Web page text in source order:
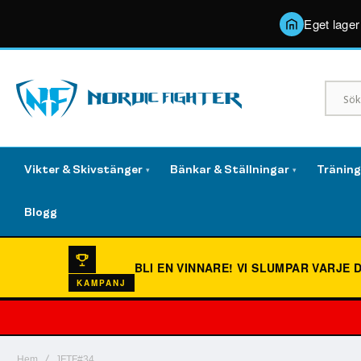
Eget
Vikter & Skivstänger ▾ Bänkar & Ställningar ▾
Blogg
KAMPANJ
BLI EN VINNARE!VI SLUMPAR VARJE